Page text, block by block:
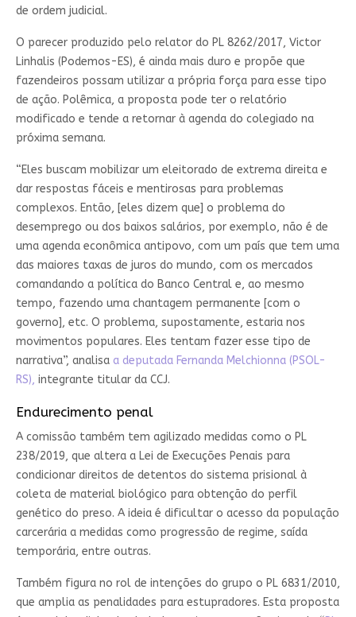
de ordem judicial.
O parecer produzido pelo relator do PL 8262/2017, Victor
Linhalis (Podemos-ES), é ainda mais duro e propõe que
fazendeiros possam utilizar a própria força para esse tipo
de ação. Polêmica, a proposta pode ter o relatório
modificado e tende a retornar à agenda do colegiado na
próxima semana.
“Eles buscam mobilizar um eleitorado de extrema direita e
dar respostas fáceis e mentirosas para problemas
complexos. Então, [eles dizem que] o problema do
desemprego ou dos baixos salários, por exemplo, não é de
uma agenda econômica antipovo, com um país que tem uma
das maiores taxas de juros do mundo, com os mercados
comandando a política do Banco Central e, ao mesmo
tempo, fazendo uma chantagem permanente [com o
governo], etc. O problema, supostamente, estaria nos
movimentos populares. Eles tentam fazer esse tipo de
narrativa”, analisa a deputada Fernanda Melchionna (PSOL-
RS), integrante titular da CCJ.
Endurecimento penal
A comissão também tem agilizado medidas como o PL
238/2019, que altera a Lei de Execuções Penais para
condicionar direitos de detentos do sistema prisional à
coleta de material biológico para obtenção do perfil
genético do preso. A ideia é dificultar o acesso da população
carcerária a medidas como progressão de regime, saída
temporária, entre outras.
Também figura no rol de intenções do grupo o PL 6831/2010,
que amplia as penalidades para estupradores. Esta proposta